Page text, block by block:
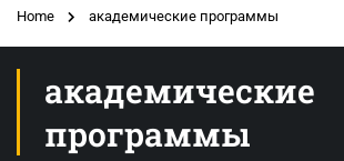
Home академические программы
академические
программы